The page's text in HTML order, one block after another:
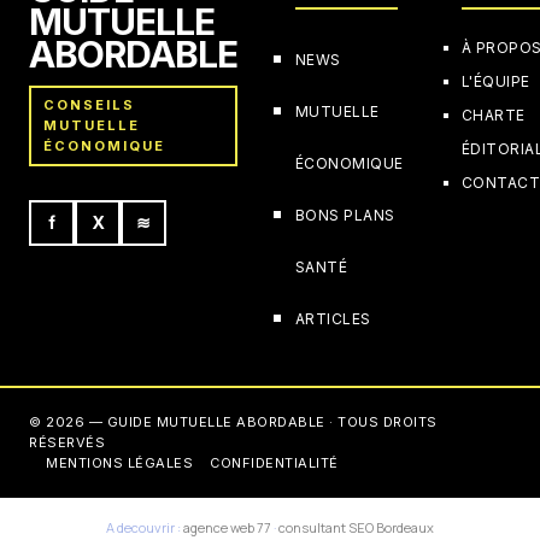
MUTUELLE
ABORDABLE
CONSEILS
MUTUELLE
ÉCONOMIQUE
f X ≋
NEWS
MUTUELLE
ÉCONOMIQUE
BONS PLANS
SANTÉ
ARTICLES
À
L'ÉQUIPE
CHARTE
CONTACT
© 2026 — GUIDE MUTUELLE ABORDABLE · TOUS DROITS
RÉSERVÉS
MENTIONS LÉGALES
CONFIDENTIALITÉ
A decouvrir : agence web 77 ·consultant SEO Bordeaux